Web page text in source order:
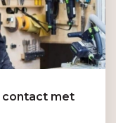
contact met